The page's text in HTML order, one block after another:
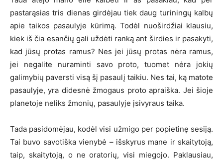
pastarąsias tris dienas girdėjau tiek daug turiningų kalbų
apie taikos pasaulyje kūrimą. Todėl nuoširdžiai klausiu,
kiek iš čia esančių gali uždėti ranką ant širdies ir pasakyti,
kad jūsų protas ramus? Nes jei jūsų protas nėra ramus,
jei negalite nuraminti savo proto, tuomet nėra jokių
galimybių paversti visą šį pasaulį taikiu. Nes tai, ką matote
pasaulyje, yra didesnė žmogaus proto apraiška. Jei šioje
planetoje neliks žmonių, pasaulyje įsivyraus taika.
Tada pasidomėjau, kodėl visi užmigo per popietinę sesiją.
Tai buvo savotiška vienybė – išskyrus mane ir skaitytoją,
taip, skaitytoją, o ne oratorių, visi miegojo. Paklausiau,